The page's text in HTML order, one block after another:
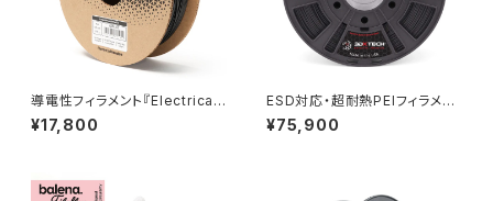
導電性フィラメント『Electricall
y Conductive Composite P
LA』
¥17,800
ESD対応・超耐熱PEIフィラメン
ト『3DXSTAT ESD-PEI Ulte
m 1010』
¥75,900